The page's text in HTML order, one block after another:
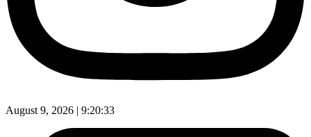
August 9, 2026 | 9:20:34